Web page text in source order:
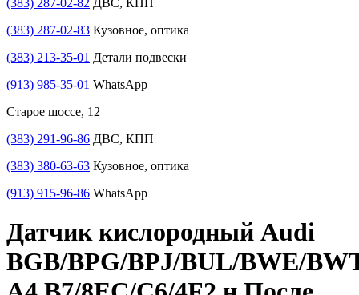
(383) 287-02-82 ДВС, КПП
(383) 287-02-83 Кузовное, оптика
(383) 213-35-01 Детали подвески
(913) 985-35-01 WhatsApp
Старое шоссе, 12
(383) 291-96-86 ДВС, КПП
(383) 380-63-63 Кузовное, оптика
(913) 915-96-86 WhatsApp
Датчик кислородный Audi
BGB/BPG/BPJ/BUL/BWE/